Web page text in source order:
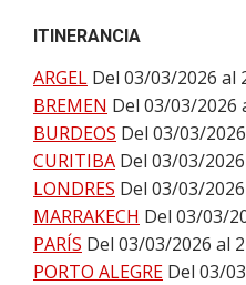
ITINERANCIA
ARGEL Del 03/03/2026 al
BREMEN Del 03/03/2026
BURDEOS Del 03/03/
CURITIBA Del 03/03/
LONDRES Del 03/03/
MARRAKECH Del 03/03/
PARÍS Del 03/03/2026 al
PORTO ALEGRE Del 03/